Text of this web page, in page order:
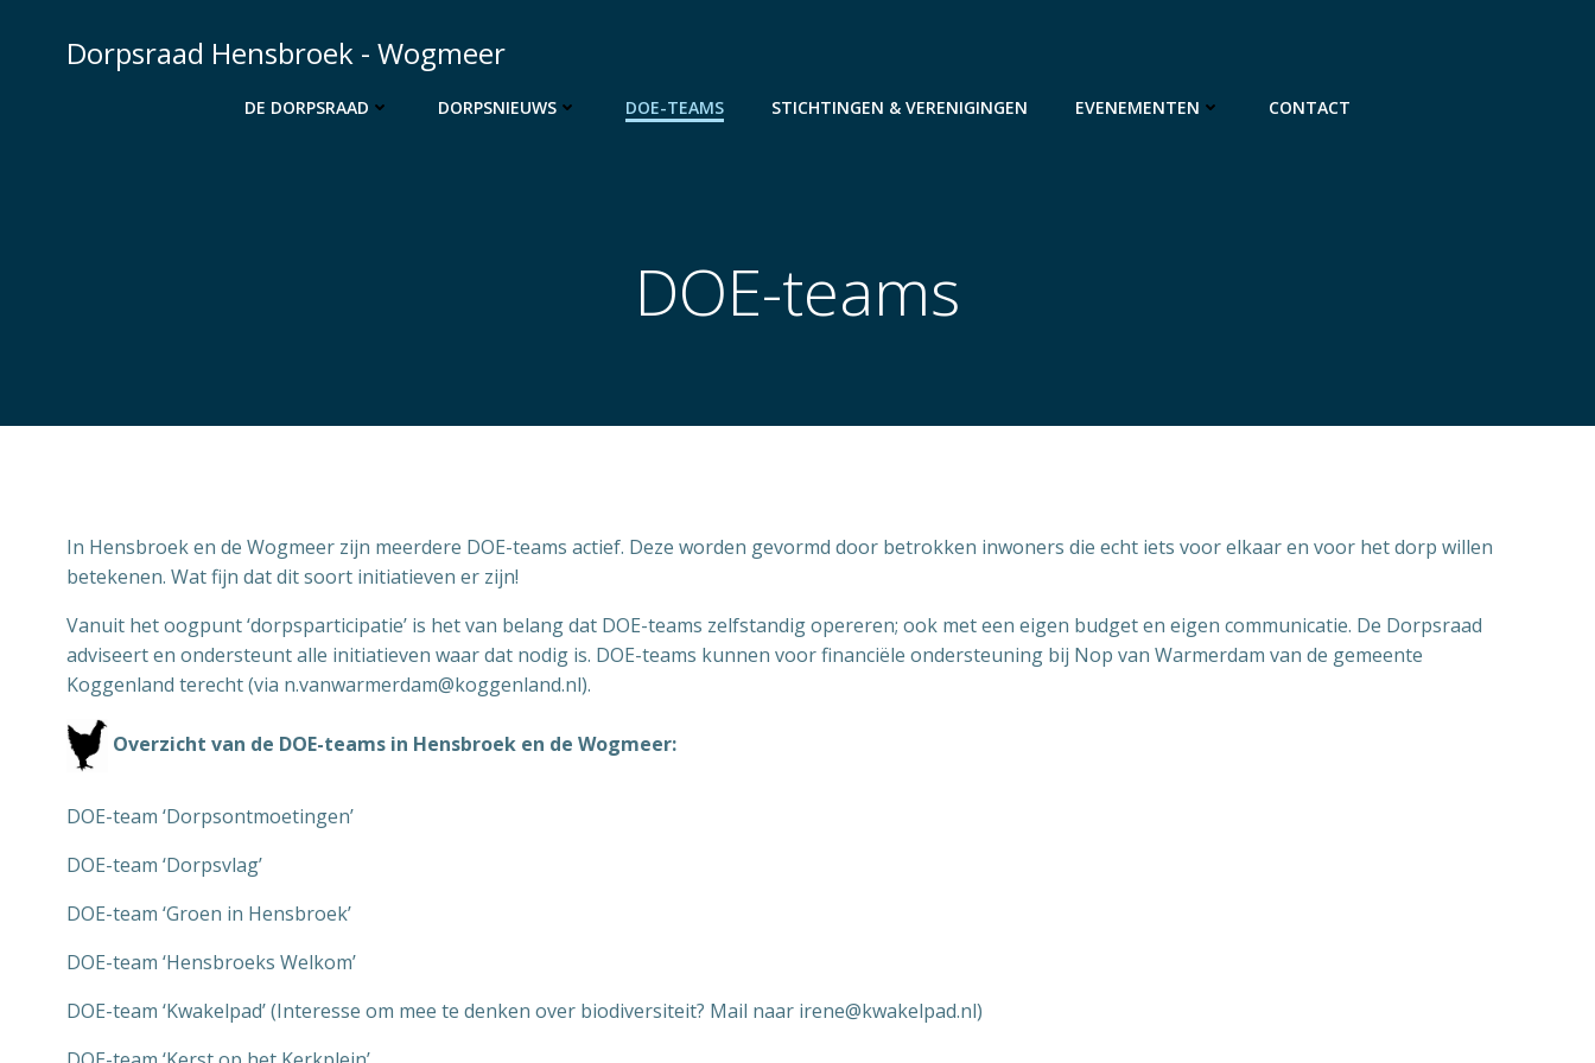
Dorpsraad Hensbroek - Wogmeer
DE DORPSRAAD DORPSNIEUWS DOE-TEAMS STICHTINGEN & VERENIGINGEN EVENEMENTEN CONTACT
DOE-teams
In Hensbroek en de Wogmeer zijn meerdere DOE-teams actief. Deze worden gevormd door betrokken inwoners die echt iets voor elkaar en voor het dorp willen
betekenen. Wat fijn dat dit soort initiatieven er zijn!
Vanuit het oogpunt ‘dorpsparticipatie’ is het van belang dat DOE-teams zelfstandig opereren; ook met een eigen budget en eigen communicatie. De Dorpsraad
adviseert en ondersteunt alle initiatieven waar dat nodig is. DOE-teams kunnen voor financiële ondersteuning bij Nop van Warmerdam van de gemeente
Koggenland terecht (via n.vanwarmerdam@koggenland.nl).
Overzicht van de DOE-teams in Hensbroek en de Wogmeer:
DOE-team ‘Dorpsontmoetingen’
DOE-team ‘Dorpsvlag’
DOE-team ‘Groen in Hensbroek’
DOE-team ‘Hensbroeks Welkom’
DOE-team ‘Kwakelpad’ (Interesse om mee te denken over biodiversiteit? Mail naar irene@kwakelpad.nl)